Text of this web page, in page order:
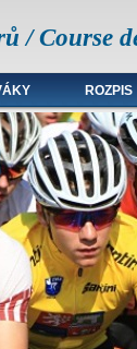
/ Course
ROZPIS